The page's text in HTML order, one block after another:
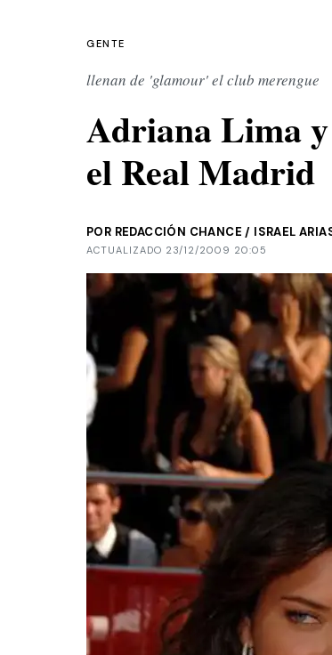
GENTE
llenan de 'glamour' el club merengue
Adriana Lima
el Real Madrid
POR REDACCIÓN CHANCE / ISRAEL
ACTUALIZADO 23/12/2009 20:05